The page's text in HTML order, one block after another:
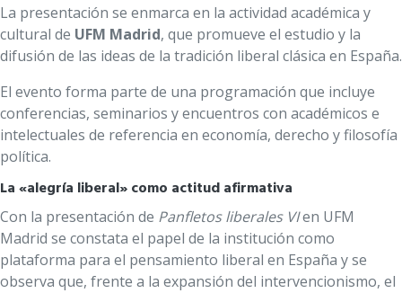
La presentación se enmarca en la actividad académica y
cultural de UFM Madrid, que promueve el estudio y la
difusión de las ideas de la tradición liberal clásica en España.
El evento forma parte de una programación que incluye
conferencias, seminarios y encuentros con académicos e
intelectuales de referencia en economía, derecho y filosofía
política.
La «alegría liberal» como actitud afirmativa
Con la presentación de Panfletos liberales VIen UFM
Madrid se constata el papel de la institución como
plataforma para el pensamiento liberal en España y se
observa que, frente a la expansión del intervencionismo, el